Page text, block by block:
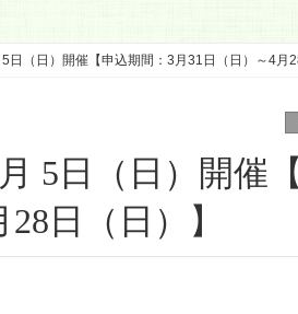
（日）開催【申込期間：3月31日（日）～4月
5日（日）開催
日（日）】